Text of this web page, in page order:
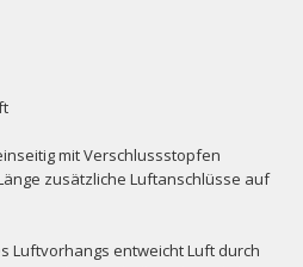
mit Verschlussstopfen
zusätzliche Luftanschlüsse auf
Luftvorhangs entweicht Luft durch